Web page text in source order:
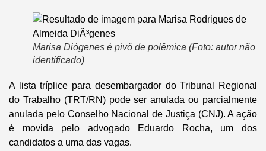
Marisa Diógenes é pivô de polêmica (Foto: autor não
identificado)
A lista tríplice para desembargador do Tribunal Regional
do Trabalho (TRT/RN) pode ser anulada ou parcialmente
anulada pelo Conselho Nacional de Justiça (CNJ). A ação
é movida pelo advogado Eduardo Rocha, um dos
candidatos a uma das vagas.